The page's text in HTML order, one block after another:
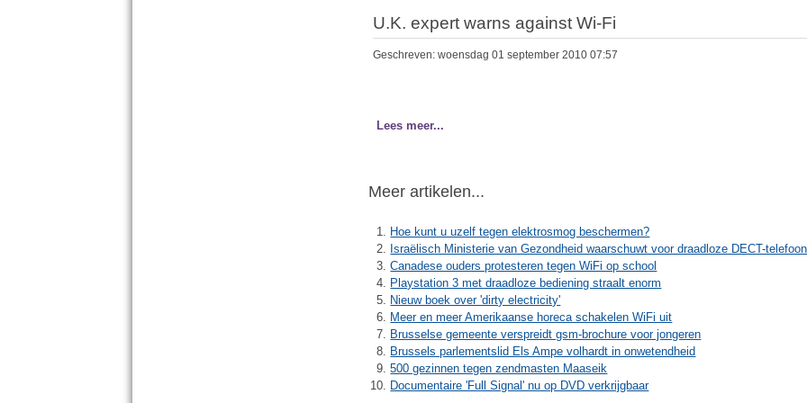
U.K. expert warns against Wi-Fi
Geschreven: woensdag 01 september 2010 07:57
Lees meer...
Meer artikelen...
Hoe kunt u uzelf tegen elektrosmog beschermen?
Israëlisch Ministerie van Gezondheid waarschuwt voor draadloze DECT-
Canadese ouders protesteren tegen WiFi op school
Playstation 3 met draadloze bediening straalt enorm
Nieuw boek over 'dirty electricity'
Meer en meer Amerikaanse horeca schakelen WiFi uit
Brusselse gemeente verspreidt gsm-brochure voor jongeren
Brussels parlementslid Els Ampe volhardt in onwetendheid
500 gezinnen tegen zendmasten Maaseik
Documentaire 'Full Signal' nu op DVD verkrijgbaar